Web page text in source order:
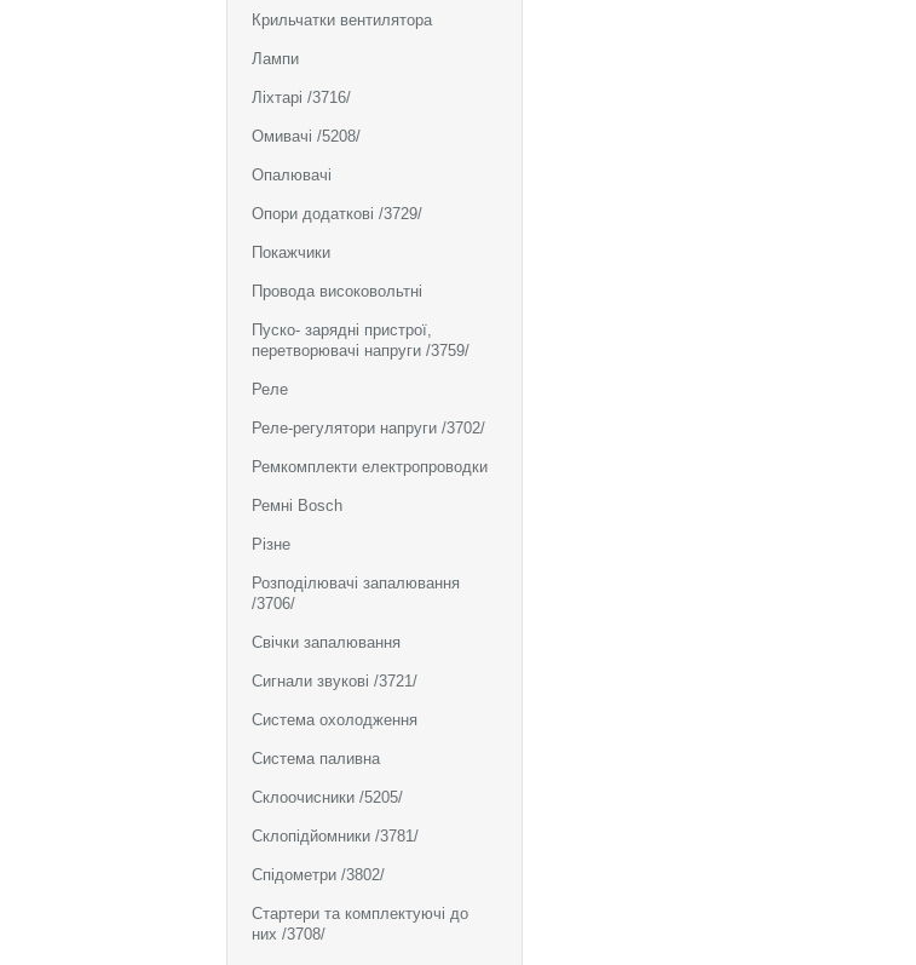
Крильчатки вентилятора
Лампи
Ліхтарі /3716/
Омивачі /5208/
Опалювачі
Опори додаткові /3729/
Покажчики
Провода високовольтні
Пуско- зарядні пристрої,
перетворювачі напруги /3759/
Реле
Реле-регулятори напруги /3702/
Ремкомплекти електропроводки
Ремні Bosch
Різне
Розподілювачі запалювання
/3706/
Свічки запалювання
Сигнали звукові /3721/
Система охолодження
Система паливна
Склоочисники /5205/
Склопідйомники /3781/
Спідометри /3802/
Стартери та комплектуючі до
них /3708/